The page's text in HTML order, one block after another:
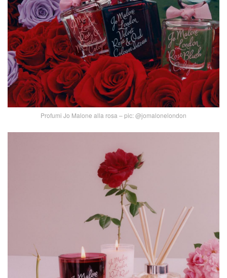
Profumi Jo Malone alla rosa – pic: @jomalonelondon